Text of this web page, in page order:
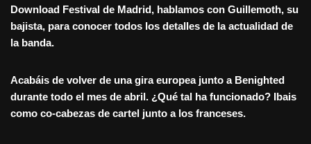
Download Festival de Madrid, hablamos con Guillemoth, su
bajista, para conocer todos los detalles de la actualidad de
la banda.
Acabáis de volver de una gira europea junto a Benighted
durante todo el mes de abril. ¿Qué tal ha funcionado? Ibais
como co-cabezas de cartel junto a los franceses.